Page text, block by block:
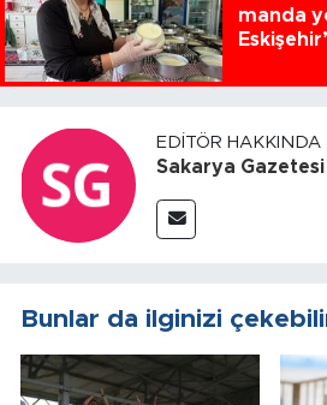
manda
EDITÖR HAKKINDA
Sakarya Gazetesi
Bunlar da ilginizi